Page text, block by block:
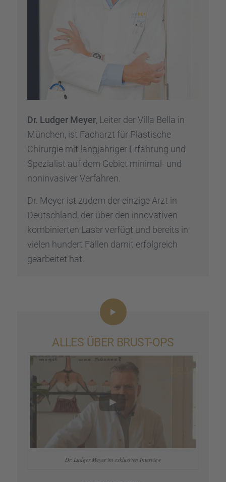
Dr. Ludger Meyer, Leiter der Villa Bella in
München, ist Facharzt für Plasti­sche
Chirur­gie mit langjäh­ri­ger Erfah­rung und
Spezia­list auf dem Gebiet minimal- und
nonin­va­si­ver Verfah­ren.
Dr. Meyer ist zudem der einzige Arzt in
Deutsch­land, der über den innova­ti­ven
kombi­nier­ten Laser verfügt und bereits in
vielen hundert Fällen damit erfolg­reich
gearbei­tet hat.
ALLES ÜBER BRUST-OPS
Dr. Ludger Meyer im exklu­si­ven Inter­view